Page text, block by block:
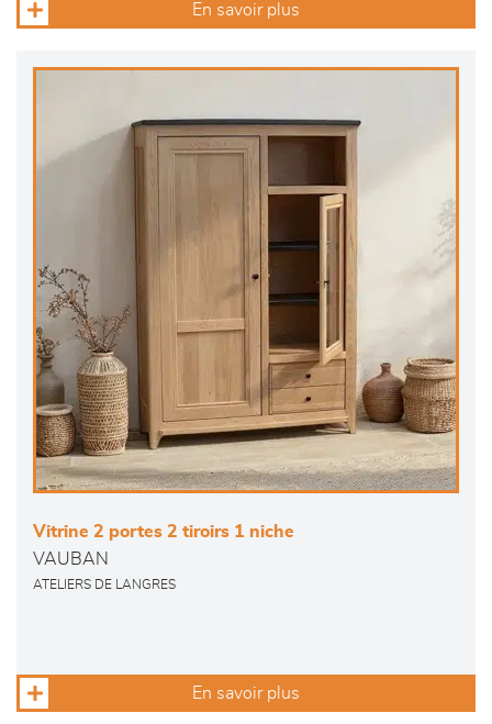
En savoir plus
Vitrine 2 portes 2 tiroirs 1 niche
VAUBAN
ATELIERS DE LANGRES
En savoir plus